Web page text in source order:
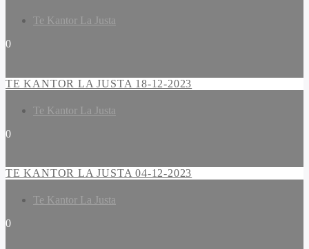
Te Kantor La Justa
0
TE KANTOR LA JUSTA 18-12-2023
Te Kantor La Justa
0
TE KANTOR LA JUSTA 04-12-2023
Te Kantor La Justa
0